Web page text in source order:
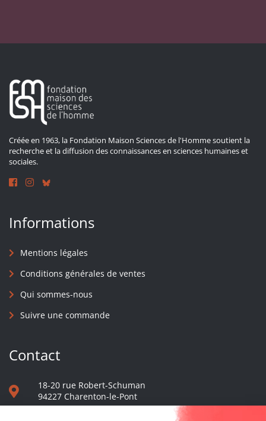
Créée en 1963, la Fondation Maison Sciences de l'Homme soutient la
recherche et la diffusion des connaissances en sciences humaines et
sociales.
Informations
Mentions légales
Conditions générales de ventes
Qui sommes-nous
Suivre une commande
Contact
18-20 rue Robert-Schuman
94227 Charenton-le-Pont